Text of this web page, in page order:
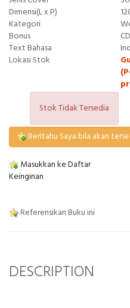
Dimensi(L x P)
Kategori
Bonus
CD
Text Bahasa
Lokasi Stok
Stok Tidak Tersedia
Beritahu Saya bila akan
Masukkan ke Daftar
Keinginan
Referensikan Buku ini
DESCRIPTION